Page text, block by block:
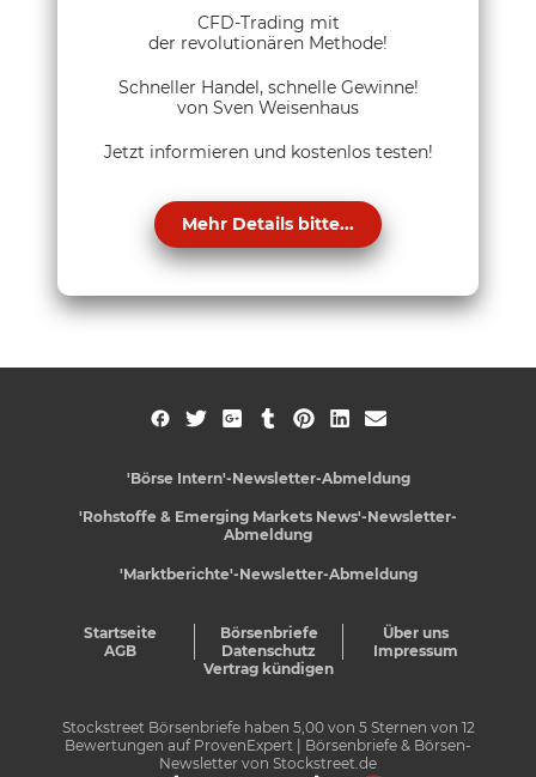
CFD-Trading mit
der revolutionären Methode!
Schneller Handel, schnelle Gewinne!
von Sven Weisenhaus
Jetzt informieren und kostenlos testen!
Mehr Details bitte...
'Börse Intern'-Newsletter-Abmeldung
'Rohstoffe & Emerging Markets News'-Newsletter-
Abmeldung
'Marktberichte'-Newsletter-Abmeldung
Startseite Börsenbriefe
Über uns
AGB
Datenschutz
Impressum
Vertrag kündigen
Stockstreet Börsenbriefe haben 5,00von 5Sternen von 12
Bewertungen auf ProvenExpert
| Börsenbriefe & Börsen-
Newsletter von Stockstreet.de